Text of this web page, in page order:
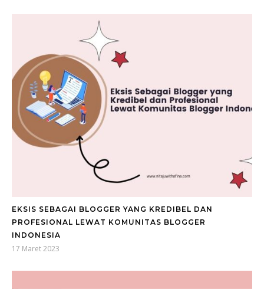
EKSIS SEBAGAI BLOGGER YANG KREDIBEL DAN
PROFESIONAL LEWAT KOMUNITAS BLOGGER
INDONESIA
17 Maret 2023